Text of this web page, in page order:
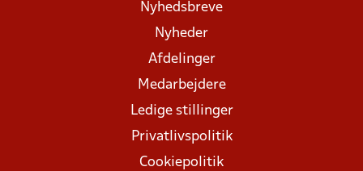
Nyhedsbreve
Nyheder
Afdelinger
Medarbejdere
Ledige stillinger
Privatlivspolitik
Cookiepolitik